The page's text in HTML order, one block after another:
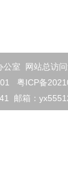
公室 网站总访问
粤ICP备
邮箱：